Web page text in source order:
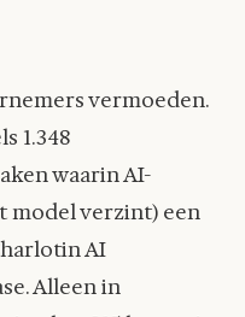
vermoeden.
1.348
waarin AI-
model verzint) een
AI
Alleen in